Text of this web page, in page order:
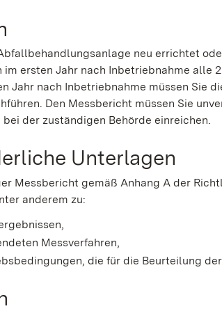
neu errichtet
im ersten Jahr nach Inbetriebnahme alle
Jahr nach Inbetriebnahme müssen Sie
Den Messbericht müssen Sie
der zuständigen Behörde einreichen.
Unterlagen
Messbericht gemäß Anhang A der
anderem zu:
Messverfahren,
die für die Beurteilung